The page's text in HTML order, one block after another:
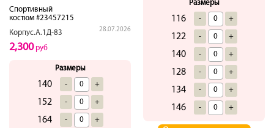
Спортивный
костюм #23457215
Корпус.А.1Д-83
28.07.2026
2,300руб
Размеры
140 - +
152 - +
164 - +
Размеры
116 - +
122 - +
140 - +
128 - +
134 - +
146 - +